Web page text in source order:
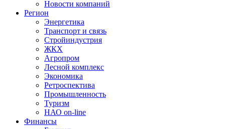
Новости компаний
Регион
Энергетика
Транспорт и связь
Стройиндустрия
ЖКХ
Агропром
Лесной комплекс
Экономика
Ретроспектива
Промышленность
Туризм
НАО on-line
Финансы